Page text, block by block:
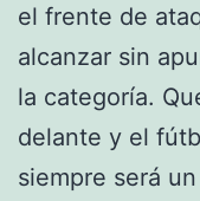
el frente de
alcanzar sin
la categoría.
delante y el
siempre será